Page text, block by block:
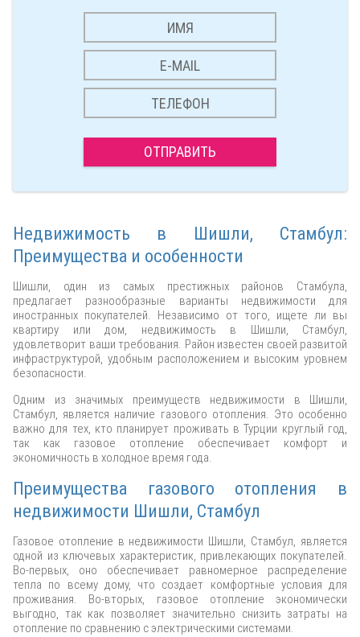
ОТПРАВИТЬ
Недвижимость в Шишли, Стамбул:
Преимущества и особенности
Шишли, один из самых престижных районов Стамбула,
предлагает разнообразные варианты недвижимости для
иностранных покупателей. Независимо от того, ищете ли вы
квартиру или дом, недвижимость в Шишли, Стамбул,
удовлетворит ваши требования. Район известен своей развитой
инфраструктурой, удобным расположением и высоким уровнем
безопасности.
Одним из значимых преимуществ недвижимости в Шишли,
Стамбул, является наличие газового отопления. Это особенно
важно для тех, кто планирует проживать в Турции круглый год,
так как газовое отопление обеспечивает комфорт и
экономичность в холодное время года.
Преимущества газового отопления в
недвижимости Шишли, Стамбул
Газовое отопление в недвижимости Шишли, Стамбул, является
одной из ключевых характеристик, привлекающих покупателей.
Во-первых, оно обеспечивает равномерное распределение
тепла по всему дому, что создает комфортные условия для
проживания. Во-вторых, газовое отопление экономически
выгодно, так как позволяет значительно снизить затраты на
отопление по сравнению с электрическими системами.